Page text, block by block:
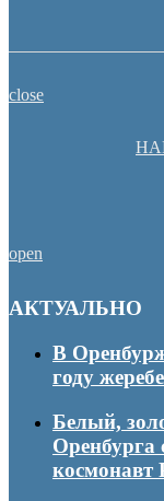
close
open
АКТУАЛЬНО
В
году
Белый,
Оренбурга
космонавт